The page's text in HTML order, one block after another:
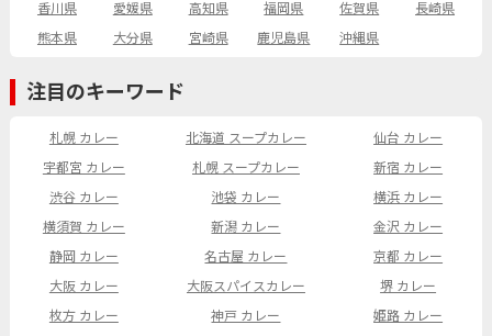
香川県
愛媛県 高知県 福岡県 佐賀県
長崎県
熊本県
大分県 宮崎県 鹿児島県 沖縄県
注目のキーワード
札幌 カレー 北海道 スープカレー
仙台 カレー
宇都宮 カレー
札幌 スープカレー
新宿 カレー
渋谷 カレー
池袋 カレー
横浜 カレー
横須賀 カレー
新潟 カレー
金沢 カレー
静岡 カレー
名古屋 カレー
京都 カレー
大阪 カレー
大阪スパイスカレー
堺 カレー
枚方 カレー
神戸 カレー
姫路 カレー